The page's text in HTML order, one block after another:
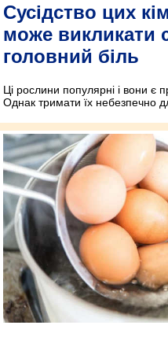
Сусідство цих
може викликати
головний біль
Ці рослини популярні і вони є
Однак тримати їх небезпечно